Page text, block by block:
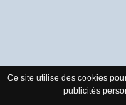
Ce site utilise des cookies
publicités